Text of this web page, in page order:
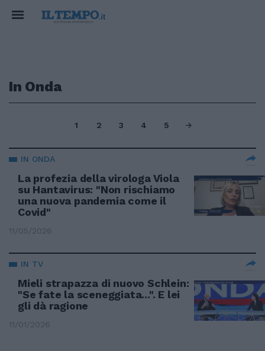
In Onda
1 2 3 4 5
IN ONDA
La profezia della virologa Viola
su Hantavirus: "Non rischiamo
una nuova pandemia come il
Covid"
11/05/2026
IN TV
Mieli strapazza di nuovo Schlein:
"Se fate la sceneggiata...". E lei
gli dà ragione
11/01/2026